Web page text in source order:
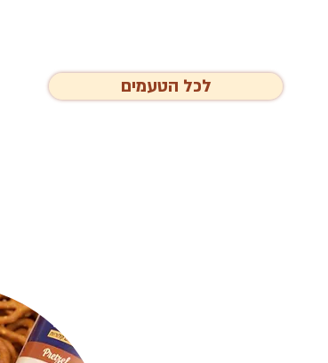
לכל הטעמים